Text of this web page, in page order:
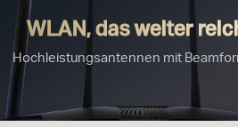
WLAN, das weiter
Hochleistungsantennen mit